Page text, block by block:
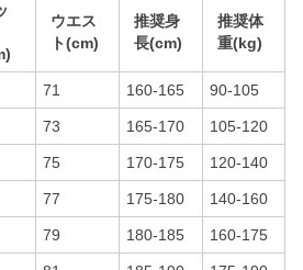
ウエス
ト(cm)
推奨身
長(cm)
推奨体
重(kg)
71 160-165 90-105
73 165-170 105-120
75 170-175 120-140
77 175-180 140-160
79 180-185 160-175